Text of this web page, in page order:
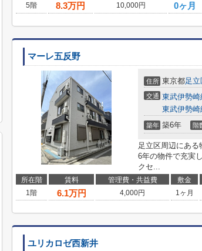
5階
8.3万円 10,000円 0ヶ月
マーレ五反野
住所 東京都足立
交通 東武伊勢崎
東武伊勢崎
築年 築6年 階
足立区周辺にあ
6年の物件で充実
クセ...
所在階 賃料 管理費・共益費 敷金
1階
6.1万円 4,000円 1ヶ月
ユリカロゼ西新井